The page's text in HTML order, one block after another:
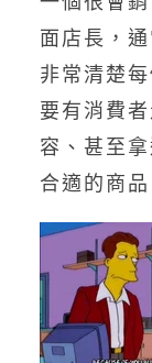
面店長，
非常清楚
要有消費
容、甚至
合適的商品